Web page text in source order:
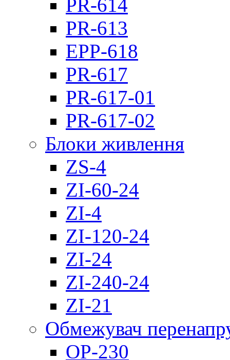
PR-614
PR-613
EPP-618
PR-617
PR-617-01
PR-617-02
Блоки живлення
ZS-4
ZI-60-24
ZI-4
ZI-120-24
ZI-24
ZI-240-24
ZI-21
Обмежувач
OP-230